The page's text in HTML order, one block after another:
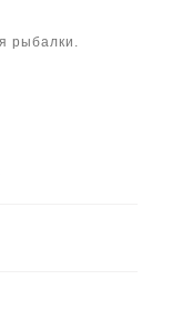
рыбалки.